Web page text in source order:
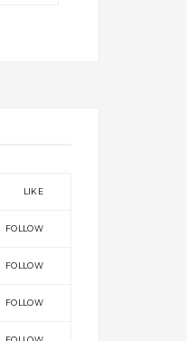
LIKE
FOLLOW
FOLLOW
FOLLOW